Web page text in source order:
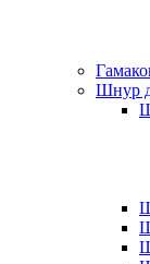
Шнур